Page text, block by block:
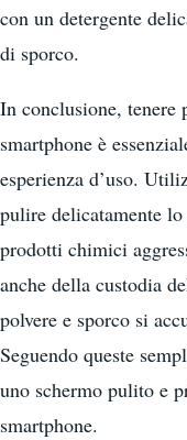
con un detergente
di sporco.
In conclusione,
smartphone è
esperienza d’uso.
pulire delicatamente
prodotti chimici
anche della custodia
polvere e sporco si
Seguendo queste
uno schermo pulito e
smartphone.